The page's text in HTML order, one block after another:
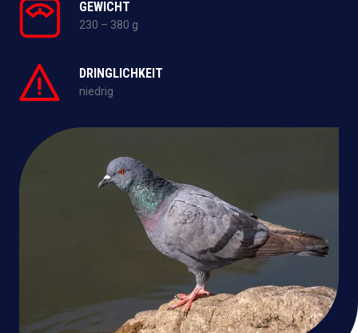
GEWICHT
230 – 380 g
DRINGLICHKEIT
niedrig